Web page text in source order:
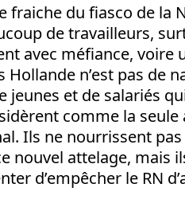
fraiche du fiasco de la
de travailleurs,
avec méfiance,
Hollande n’est pas de
jeunes et de salariés
comme la
Ils ne nourrissent
nouvel attelage, mais
d’empêcher le RN